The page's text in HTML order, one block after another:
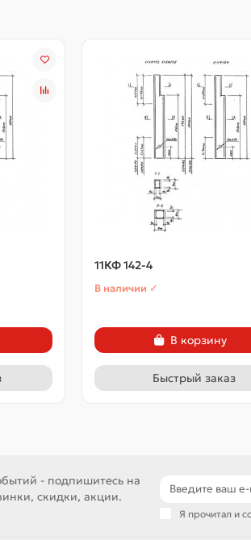
11КФ 142-4
В наличии ✓
В корзину
Быстрый заказ
- подпишитесь на
скидки, акции.
Я прочитал и